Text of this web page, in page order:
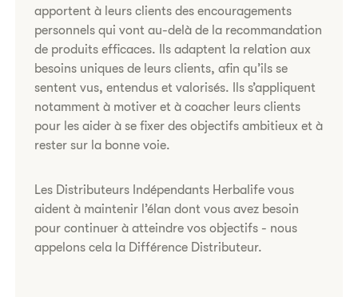
apportent à leurs clients des encouragements
personnels qui vont au-delà de la recommandation
de produits efficaces. Ils adaptent la relation aux
besoins uniques de leurs clients, afin qu’ils se
sentent vus, entendus et valorisés. Ils s’appliquent
notamment à motiver et à coacher leurs clients
pour les aider à se fixer des objectifs ambitieux et à
rester sur la bonne voie.
Les Distributeurs Indépendants Herbalife vous
aident à maintenir l’élan dont vous avez besoin
pour continuer à atteindre vos objectifs - nous
appelons cela la Différence Distributeur.